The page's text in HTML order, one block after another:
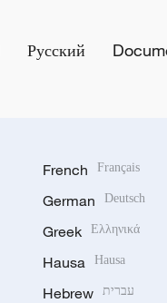
Русский
French Français
German Deutsch
Greek Ελληνικά
Hausa Hausa
Hebrew עברית